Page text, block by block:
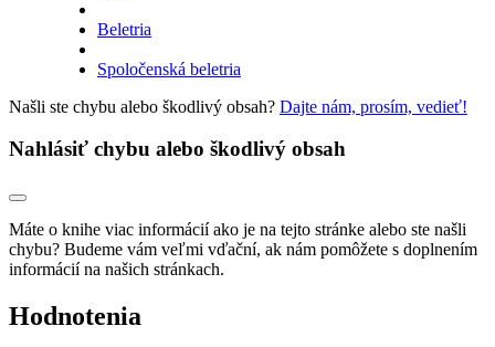
Beletria
Spoločenská beletria
Našli ste chybu alebo škodlivý obsah? Dajte nám, prosím, vedieť!
Nahlásiť chybu alebo škodlivý obsah
Máte o knihe viac informácií ako je na tejto stránke alebo ste našli
chybu? Budeme vám veľmi vďační, ak nám pomôžete s doplnením
informácií na našich stránkach.
Hodnotenia